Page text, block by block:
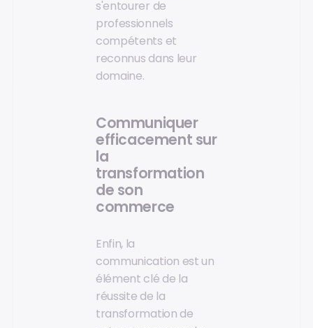
s'entourer de
professionnels
compétents et
reconnus dans leur
domaine.
Communiquer
efficacement sur
la
transformation
de son
commerce
Enfin, la
communication est un
élément clé de la
réussite de la
transformation de